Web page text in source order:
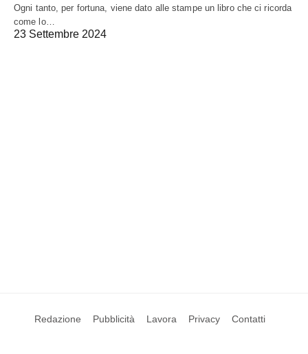
Ogni tanto, per fortuna, viene dato alle stampe un libro che ci ricorda
come lo…
23 Settembre 2024
Redazione Pubblicità Lavora Privacy Contatti